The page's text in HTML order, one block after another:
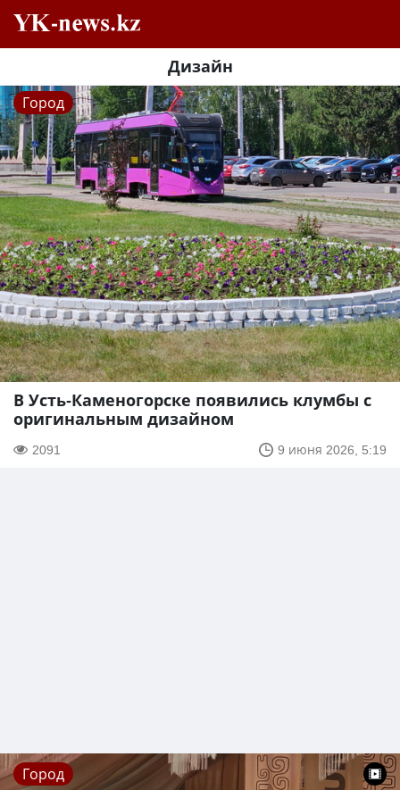
Дизайн
Город
В Усть-Каменогорске появились клумбы с
оригинальным дизайном
2091 9 июня 2026, 5:19
Город